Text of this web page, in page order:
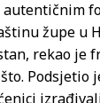
autentičnim
župe u
rekao je
Podsjetio